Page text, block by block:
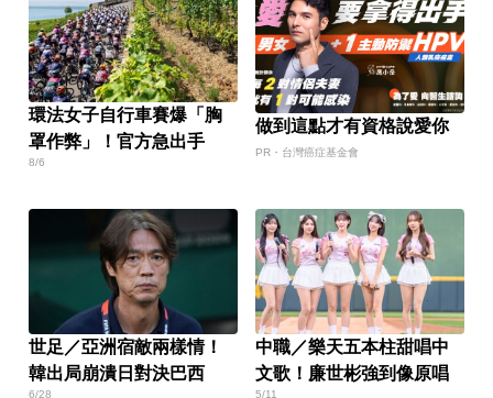
環法女子自行車賽爆「胸
罩作弊」！官方急出手
8/6
做到這點才有資格說愛你
PR・台灣癌症基金會
世足／亞洲宿敵兩樣情！
韓出局崩潰日對決巴西
6/28
中職／樂天五本柱甜唱中
文歌！廉世彬強到像原唱
5/11